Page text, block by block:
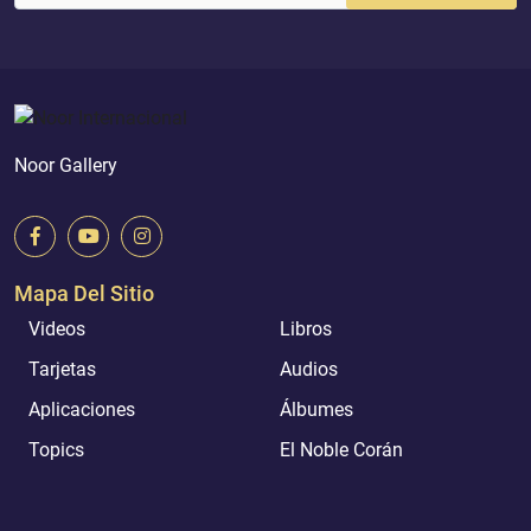
Noor Gallery
Mapa Del Sitio
Videos
Libros
Tarjetas
Audios
Aplicaciones
Álbumes
Topics
El Noble Corán